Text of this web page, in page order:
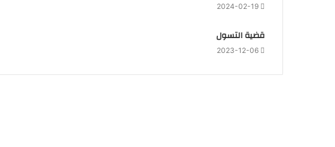
2024-02-19
قضية التسول
2023-12-06